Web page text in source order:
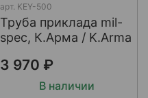
арт. KEY-500
Труба приклада mil-
spec, К.Арма / K.Arma
3 970 ₽
В наличии